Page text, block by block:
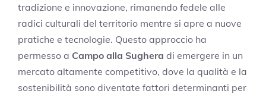
tradizione e innovazione, rimanendo fedele alle
radici culturali del territorio mentre si apre a nuove
pratiche e tecnologie. Questo approccio ha
permesso a Campo alla Sughera di emergere in un
mercato altamente competitivo, dove la qualità e la
sostenibilità sono diventate fattori determinanti per